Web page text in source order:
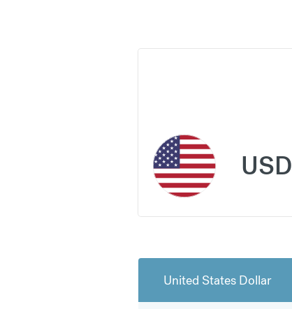
USD
United States Dollar